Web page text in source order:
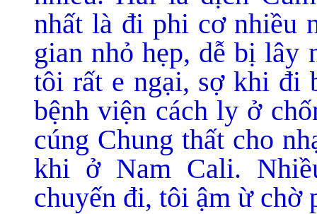
nhất là đi phi cơ nhiều
gian nhỏ hẹp, dễ bị lây
tôi rất e ngại, sợ khi đi
bệnh viện cách ly ở
cúng Chung thất cho
khi ở Nam Cali.
chuyến đi, tôi ậm ừ chờ